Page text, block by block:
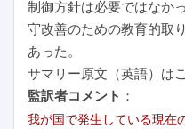
制御方針は必要ではなか
守改善のための教育的取
あった。
サマリー原文（英語）は
監訳者コメント ：
我が国で発生している現在